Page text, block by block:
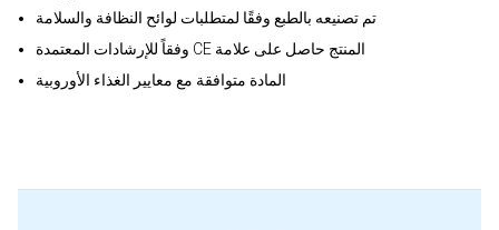
تم تصنيعه بالطبع وفقًا لمتطلبات لوائح النظافة والسلامة
وفقاً للإرشادات المعتمدة CE المنتج حاصل على علامة
المادة متوافقة مع معايير الغذاء الأوروبية